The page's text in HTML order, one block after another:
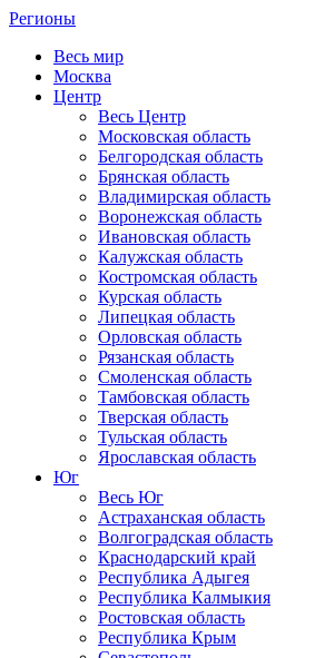
Регионы
Весь мир
Москва
Центр
Весь Центр
Московская область
Белгородская область
Брянская область
Владимирская область
Воронежская область
Ивановская область
Калужская область
Костромская область
Курская область
Липецкая область
Орловская область
Рязанская область
Смоленская область
Тамбовская область
Тверская область
Тульская область
Ярославская область
Юг
Весь Юг
Астраханская область
Волгоградская область
Краснодарский край
Республика Адыгея
Республика Калмыкия
Ростовская область
Республика Крым